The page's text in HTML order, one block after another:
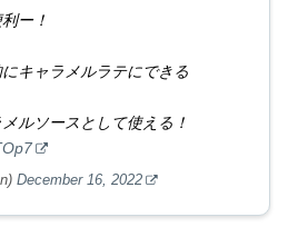
ー！
キャラメルラテにできる
ルソースとして使える！
December 16, 2022